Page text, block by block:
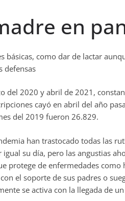
en
básicas, como dar de lactar
defensas
del 2020 y abril de 2021,
cayó en abril del año
del 2019 fueron 26.829.
han trastocado todas las
su día, pero las angustias
protege de enfermedades
el soporte de sus padres o
se activa con la llegada de